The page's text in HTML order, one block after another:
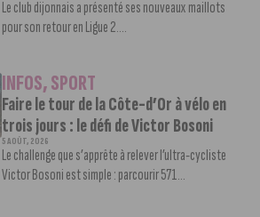
Le club dijonnais a présenté ses nouveaux maillots
pour son retour en Ligue 2....
INFOS,SPORT
Faire le tour de la Côte-d’Or à vélo en
trois jours : le défi de Victor Bosoni
5 AOÛT, 2026
Le challenge que s’apprête à relever l’ultra-cycliste
Victor Bosoni est simple : parcourir 571...